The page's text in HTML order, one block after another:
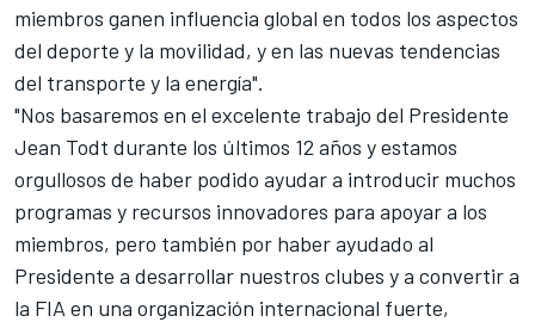
miembros ganen influencia global en todos los aspectos
del deporte y la movilidad, y en las nuevas tendencias
del transporte y la energía".
"Nos basaremos en el excelente trabajo del Presidente
Jean Todt durante los últimos 12 años y estamos
orgullosos de haber podido ayudar a introducir muchos
programas y recursos innovadores para apoyar a los
miembros, pero también por haber ayudado al
Presidente a desarrollar nuestros clubes y a convertir a
la FIA en una organización internacional fuerte,